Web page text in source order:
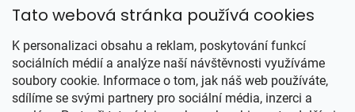
Tato webová stránka používá cookies
K personalizaci obsahu a reklam, poskytování funkcí
sociálních médií a analýze naší návštěvnosti využíváme
soubory cookie. Informace o tom, jak náš web používáte,
sdílíme se svými partnery pro sociální média, inzerci a
Přijímáme online platby